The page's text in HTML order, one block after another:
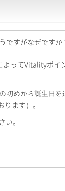
ですがなぜですか
ってVitalityポイ
初めから誕生日を
ます）。
。